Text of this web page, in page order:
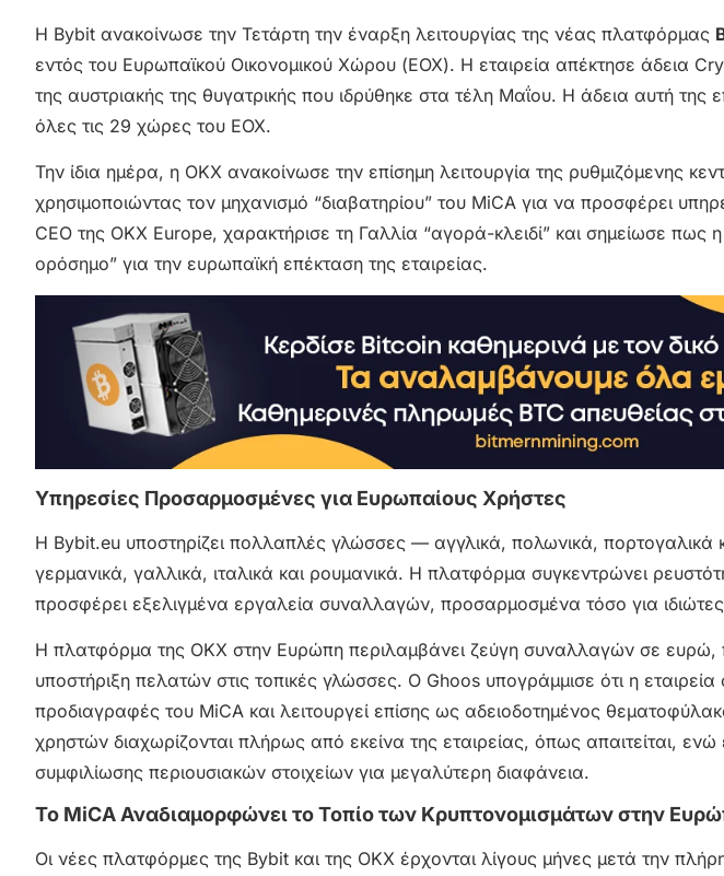
Η Bybit ανακοίνωσε την Τετάρτη την έναρξη λειτουργίας της νέας πλατφόρμας
εντός του Ευρωπαϊκού Οικονομικού Χώρου (ΕΟΧ). Η εταιρεία απέκτησε άδεια
της αυστριακής της θυγατρικής που ιδρύθηκε στα τέλη Μαΐου. Η άδεια αυτή της
όλες τις 29 χώρες του ΕΟΧ.
Την ίδια ημέρα, η OKX ανακοίνωσε την επίσημη λειτουργία της ρυθμιζόμενης
χρησιμοποιώντας τον μηχανισμό “διαβατηρίου” του MiCA για να προσφέρει
CEO της OKX Europe, χαρακτήρισε τη Γαλλία “αγορά-κλειδί” και σημείωσε πως
ορόσημο” για την ευρωπαϊκή επέκταση της εταιρείας.
Υπηρεσίες Προσαρμοσμένες για Ευρωπαίους Χρήστες
Η Bybit.eu υποστηρίζει πολλαπλές γλώσσες — αγγλικά, πολωνικά, πορτογαλικά
γερμανικά, γαλλικά, ιταλικά και ρουμανικά. Η πλατφόρμα συγκεντρώνει
προσφέρει εξελιγμένα εργαλεία συναλλαγών, προσαρμοσμένα τόσο για
Η πλατφόρμα της OKX στην Ευρώπη περιλαμβάνει ζεύγη συναλλαγών σε ευρώ,
υποστήριξη πελατών στις τοπικές γλώσσες. Ο Ghoos υπογράμμισε ότι η
προδιαγραφές του MiCA και λειτουργεί επίσης ως αδειοδοτημένος
χρηστών διαχωρίζονται πλήρως από εκείνα της εταιρείας, όπως απαιτείται,
συμφιλίωσης περιουσιακών στοιχείων για μεγαλύτερη διαφάνεια.
Το MiCA Αναδιαμορφώνει το Τοπίο των Κρυπτονομισμάτων στην
Οι νέες πλατφόρμες της Bybit και της OKX έρχονται λίγους μήνες μετά την